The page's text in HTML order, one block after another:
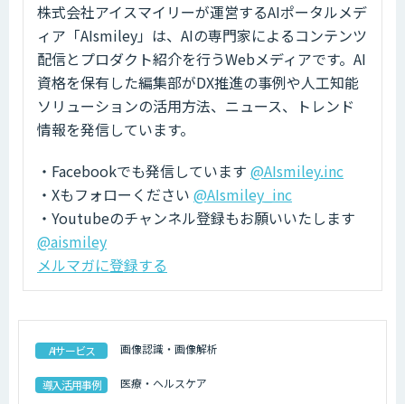
株式会社アイスマイリーが運営するAIポータルメデ
ィア「AIsmiley」は、AIの専門家によるコンテンツ
配信とプロダクト紹介を行うWebメディアです。AI
資格を保有した編集部がDX推進の事例や人工知能
ソリューションの活用方法、ニュース、トレンド
情報を発信しています。
・Facebookでも発信しています @AIsmiley.inc
・Xもフォローください @AIsmiley_inc
・Youtubeのチャンネル登録もお願いいたします
@aismiley
メルマガに登録する
AIサービス 画像認識・画像解析
導入活用事例 医療・ヘルスケア